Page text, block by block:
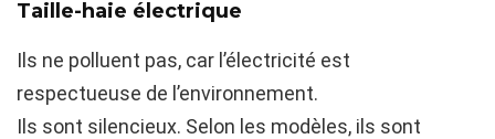
Taille-haie électrique
Ils ne polluent pas, car l’électricité est
respectueuse de l’environnement.
Ils sont silencieux. Selon les modèles, ils sont